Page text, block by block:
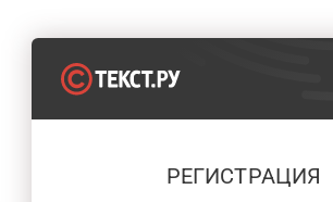
РЕГИСТРАЦИЯ